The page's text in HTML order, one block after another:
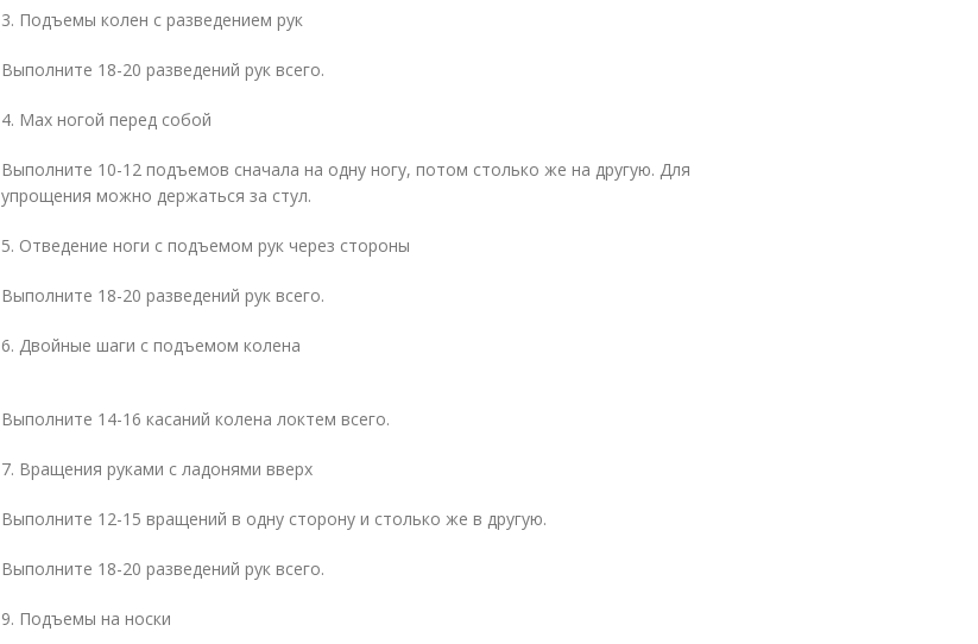
3. Подъемы колен с разведением рук
Выполните 18-20 разведений рук всего.
4. Мах ногой перед собой
Выполните 10-12 подъемов сначала на одну ногу, потом столько же на другую. Для
упрощения можно держаться за стул.
5. Отведение ноги с подъемом рук через стороны
Выполните 18-20 разведений рук всего.
6. Двойные шаги с подъемом колена
Выполните 14-16 касаний колена локтем всего.
7. Вращения руками с ладонями вверх
Выполните 12-15 вращений в одну сторону и столько же в другую.
Выполните 18-20 разведений рук всего.
9. Подъемы на носки